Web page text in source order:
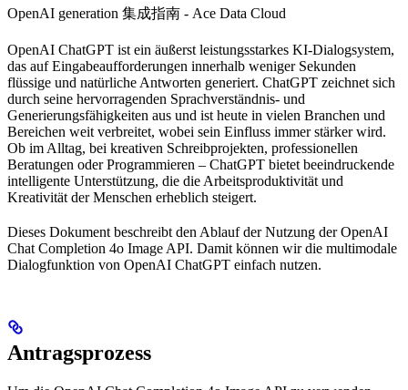
OpenAI generation 集成指南 - Ace Data Cloud
OpenAI ChatGPT ist ein äußerst leistungsstarkes KI-Dialogsystem,
das auf Eingabeaufforderungen innerhalb weniger Sekunden
flüssige und natürliche Antworten generiert. ChatGPT zeichnet sich
durch seine hervorragenden Sprachverständnis- und
Generierungsfähigkeiten aus und ist heute in vielen Branchen und
Bereichen weit verbreitet, wobei sein Einfluss immer stärker wird.
Ob im Alltag, bei kreativen Schreibprojekten, professionellen
Beratungen oder Programmieren – ChatGPT bietet beeindruckende
intelligente Unterstützung, die die Arbeitsproduktivität und
Kreativität der Menschen erheblich steigert.
Dieses Dokument beschreibt den Ablauf der Nutzung der OpenAI
Chat Completion 4o Image API. Damit können wir die multimodale
Dialogfunktion von OpenAI ChatGPT einfach nutzen.
Antragsprozess